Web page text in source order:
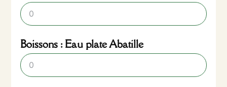
Boissons : Eau plate Abatille